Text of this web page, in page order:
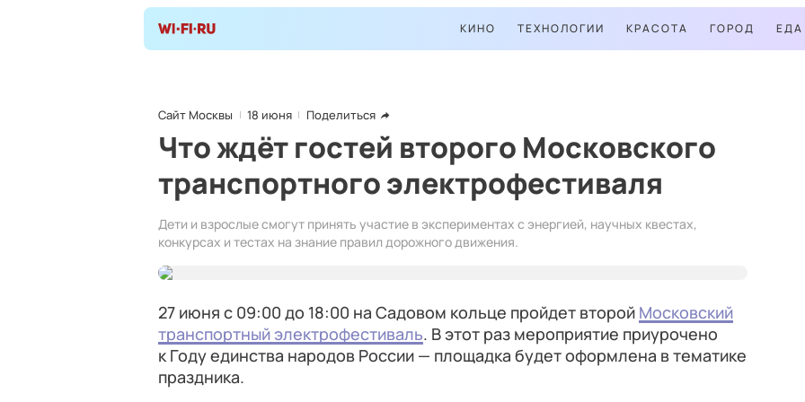
КИНО ТЕХНОЛОГИИ КРАСОТА ГОРОД ЕДА
Сайт Москвы 18 июня Поделиться
Что ждёт гостей второго Московского
транспортного электрофестиваля
Дети и взрослые смогут принять участие в экспериментах с энергией, научных квестах,
конкурсах и тестах на знание правил дорожного движения.
27 июня с 09:00 до 18:00 на Садовом кольце пройдет второй Московский
транспортный электрофестиваль. В этот раз мероприятие приурочено
к Году единства народов России — площадка будет оформлена в тематике
праздника.